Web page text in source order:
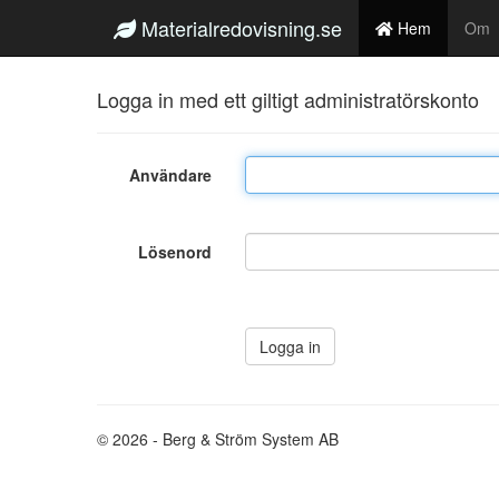
Materialredovisning.se Hem Om
Logga in med ett giltigt administratörskonto
Användare
Lösenord
© 2026 - Berg & Ström System AB